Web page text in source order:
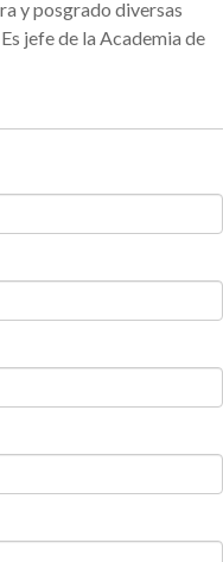
y posgrado diversas
jefe de la Academia de